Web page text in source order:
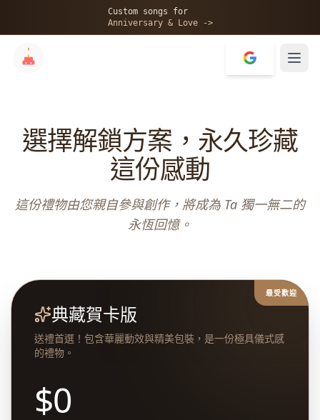
Custom songs for
Anniversary & Love ->
選擇解鎖方案，永久珍藏
這份感動
這份禮物由您親自參與創作，將成為 Ta 獨一無二的
永恆回憶。
最受歡迎
典藏賀卡版
送禮首選！包含華麗動效與精美包裝，是一份極具儀式感
的禮物。
$0